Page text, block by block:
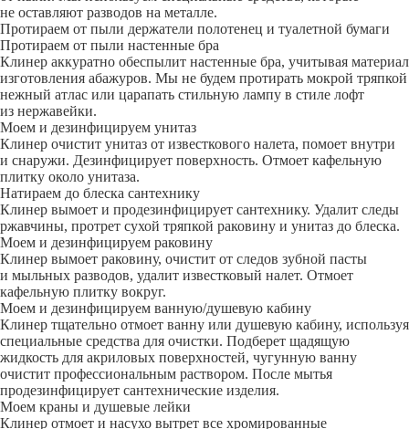
не оставляют разводов на металле.
Протираем от пыли держатели полотенец и туалетной бумаги
Протираем от пыли настенные бра
Клинер аккуратно обеспылит настенные бра, учитывая материал
изготовления абажуров. Мы не будем протирать мокрой тряпкой
нежный атлас или царапать стильную лампу в стиле лофт
из нержавейки.
Моем и дезинфицируем унитаз
Клинер очистит унитаз от известкового налета, помоет внутри
и снаружи. Дезинфицирует поверхность. Отмоет кафельную
плитку около унитаза.
Натираем до блеска сантехнику
Клинер вымоет и продезинфицирует сантехнику. Удалит следы
ржавчины, протрет сухой тряпкой раковину и унитаз до блеска.
Моем и дезинфицируем раковину
Клинер вымоет раковину, очистит от следов зубной пасты
и мыльных разводов, удалит известковый налет. Отмоет
кафельную плитку вокруг.
Моем и дезинфицируем ванную/душевую кабину
Клинер тщательно отмоет ванну или душевую кабину, используя
специальные средства для очистки. Подберет щадящую
жидкость для акриловых поверхностей, чугунную ванну
очистит профессиональным раствором. После мытья
продезинфицирует сантехнические изделия.
Моем краны и душевые лейки
Клинер отмоет и насухо вытрет все хромированные